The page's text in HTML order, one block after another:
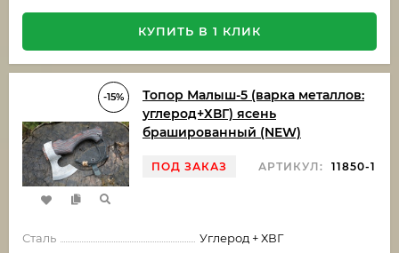
КУПИТЬ В 1 КЛИК
-15%
Топор Малыш-5 (варка металлов:
углерод+ХВГ) ясень
брашированный (NEW)
ПОД ЗАКАЗ АРТИКУЛ: 11850-1
Сталь
Углерод + ХВГ